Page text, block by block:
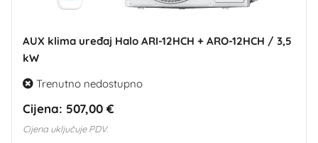
AUX klima uređaj Halo ARI-12HCH + ARO-12HCH / 3,5
kW
Trenutno nedostupno
Cijena: 507,00 €
Cijena uključuje PDV.